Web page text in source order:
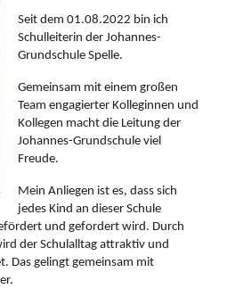
Seit dem 01.08.2022 bin ich
Schulleiterin der Johannes-
Grundschule Spelle.
Gemeinsam mit einem großen
Team engagierter Kolleginnen und
Kollegen macht die Leitung der
Johannes-Grundschule viel
Freude.
Mein Anliegen ist es, dass sich
jedes Kind an dieser Schule
und gefordert wird. Durch
der Schulalltag attraktiv und
Das gelingt gemeinsam mit